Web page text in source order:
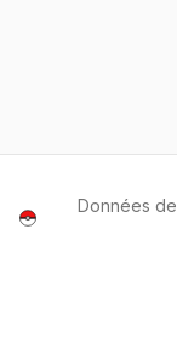
Données